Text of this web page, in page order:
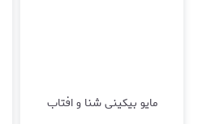
مایو بیکینی شنا و افتاب